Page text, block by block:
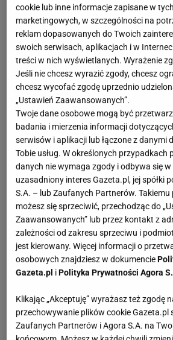
cookie lub inne informacje zapisane w
marketingowych, w szczególności na
reklam dopasowanych do Twoich
swoich serwisach, aplikacjach i w
treści w nich wyświetlanych. Wyrażenie
Jeśli nie chcesz wyrazić zgody, chcesz
chcesz wycofać zgodę uprzednio
„Ustawień Zaawansowanych”.
Twoje dane osobowe mogą być
badania i mierzenia informacji
serwisów i aplikacji lub łączone z danymi
Tobie usług. W określonych przypadkach
danych nie wymaga zgody i odbywa się
uzasadniony interes Gazeta.pl, jej spółki
S.A. – lub Zaufanych Partnerów.
możesz się sprzeciwić, przechodząc do
Zaawansowanych” lub przez kontakt z
zależności od zakresu sprzeciwu i
jest kierowany. Więcej informacji o
osobowych znajdziesz w dokumencie
Gazeta.pl iPolityka Prywatności Agora
Klikając „Akceptuję” wyrażasz też zgodę
przechowywanie plików cookie Gazeta.pl
Zaufanych Partnerów i Agora S.A. na